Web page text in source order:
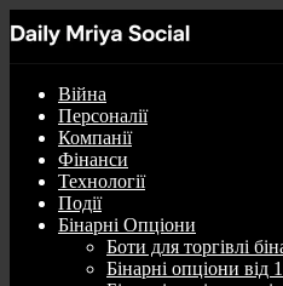
Війна
Персоналії
Компанії
Фінанси
Технології
Події
Бінарні Опціони
Боти для торгівлі
Бінарні опціони